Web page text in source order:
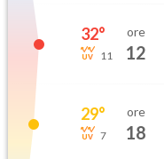
32°
11
ore
12
29°
7
ore
18